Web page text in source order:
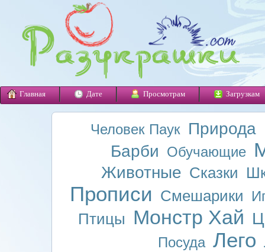
Главная Дате Просмотрам Загрузкам
Человек Паук Природа
Барби Обучающие
Животные Сказки
Прописи Смешарики
Птицы Монстр Хай
Посуда Лего